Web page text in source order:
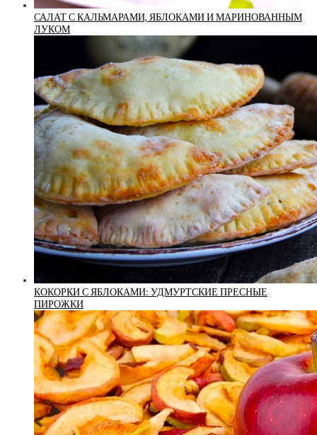
САЛАТ С КАЛЬМАРАМИ, ЯБЛОКАМИ И МАРИНОВАННЫМ
ЛУКОМ
КОКОРКИ С ЯБЛОКАМИ: УДМУРТСКИЕ ПРЕСНЫЕ
ПИРОЖКИ